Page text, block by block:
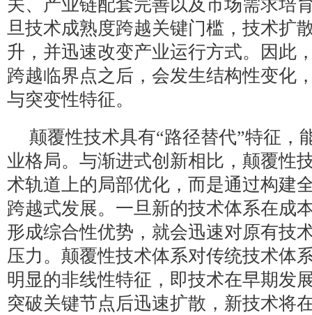
关、产业链配套完善以及市场需求培
旦技术成熟度跨越关键门槛，技术扩
升，并迅速改变产业运行方式。因此
跨越临界点之后，会发生结构性变化
与突变性特征。
颠覆性技术具有“路径替代”特征，
业格局。与渐进式创新相比，颠覆性
术轨道上的局部优化，而是通过构建
跨越式发展。一旦新的技术体系在成
形成综合性优势，就会迅速对原有技
压力。颠覆性技术体系对传统技术体
明显的非线性特征，即技术在早期发
突破关键节点后迅速扩散，新技术将